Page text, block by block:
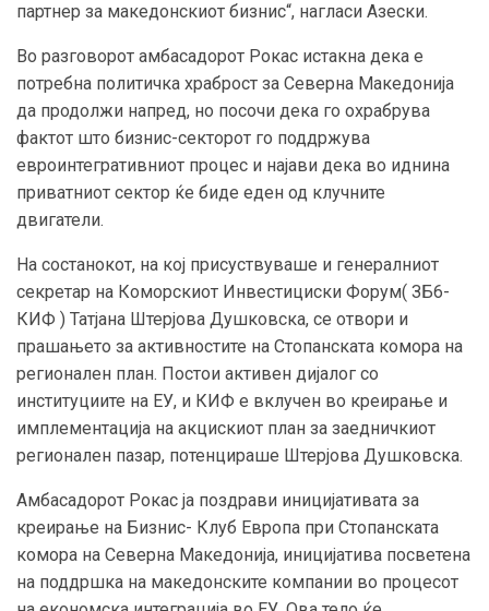
партнер за македонскиот бизнис“, нагласи Азески.
Во разговорот амбасадорот Рокас истакна дека е
потребна политичка храброст за Северна Македонија
да продолжи напред, но посочи дека го охрабрува
фактот што бизнис-секторот го поддржува
евроинтегративниот процес и најави дека во иднина
приватниот сектор ќе биде еден од клучните
двигатели.
На состанокот, на кој присуствуваше и генералниот
секретар на Коморскиот Инвестициски Форум( ЗБ6-
КИФ ) Татјана Штерјова Душковска, се отвори и
прашањето за активностите на Стопанската комора на
регионален план. Постои активен дијалог со
институциите на ЕУ, и КИФ е вклучен во креирање и
имплементација на акцискиот план за заедничкиот
регионален пазар, потенцираше Штерјова Душковска.
Амбасадорот Рокас ја поздрави иницијативата за
креирање на Бизнис- Клуб Европа при Стопанската
комора на Северна Македонија, иницијатива посветена
на поддршка на македонските компании во процесот